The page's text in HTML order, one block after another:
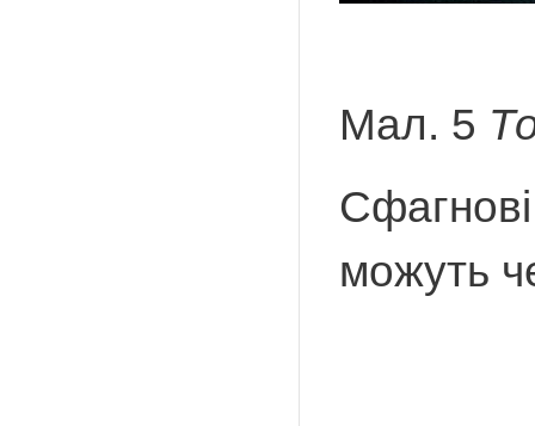
Мал. 5
можуть